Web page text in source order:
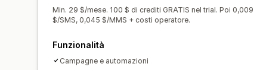
Min. 29 $/mese. 100 $ di crediti GRATIS nel trial. Poi 0,009
$/SMS, 0,045 $/MMS + costi operatore.
Funzionalità
Campagne e automazioni